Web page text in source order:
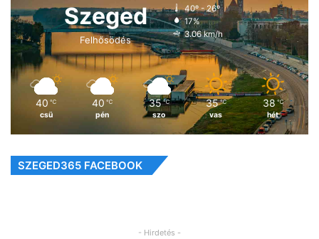
Szeged
Felhősödés
40º - 26º
17%
3.06 km/h
40 ℃
csü
40 ℃
pén
35 ℃
szo
35 ℃
vas
38 ℃
hét
SZEGED365 FACEBOOK
- Hirdetés -